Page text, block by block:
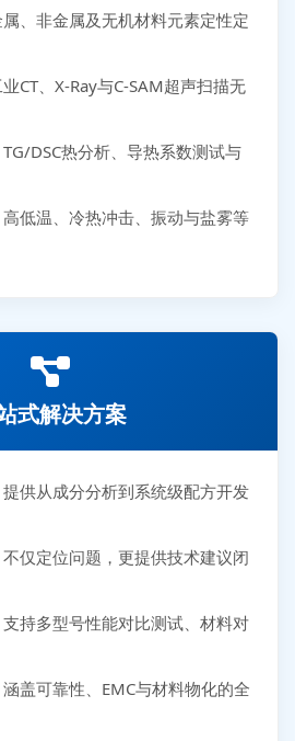
属、非金属及无机材料元素定性定
业CT、X-Ray与C-SAM超声扫描无
TG/DSC热分析、导热系数测试与
高低温、冷热冲击、振动与盐雾等
式解决方案
提供从成分分析到系统级配方开发
不仅定位问题，更提供技术建议闭
支持多型号性能对比测试、材料对
涵盖可靠性、EMC与材料物化的全